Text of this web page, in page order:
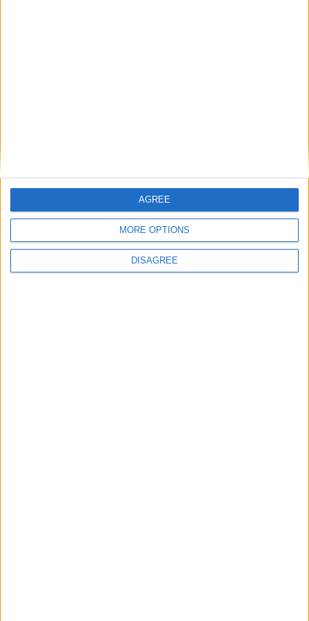
MORE OPTIONS
DISAGREE
AGREE